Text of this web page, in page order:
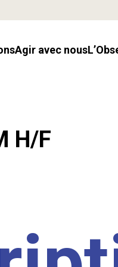
Agir avec nous
H/F